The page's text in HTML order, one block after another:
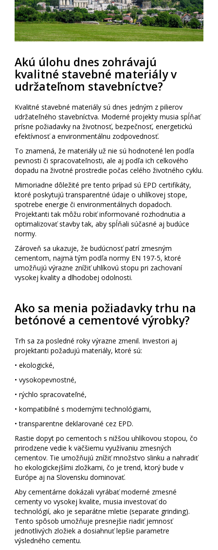
Akú úlohu dnes zohrávajú
kvalitné stavebné materiály v
udržateľnom stavebníctve?
Kvalitné stavebné materiály sú dnes jedným z pilierov
udržateľného stavebníctva. Moderné projekty musia spĺňať
prísne požiadavky na životnosť, bezpečnosť, energetickú
efektívnosť a environmentálnu zodpovednosť.
To znamená, že materiály už nie sú hodnotené len podľa
pevnosti či spracovateľnosti, ale aj podľa ich celkového
dopadu na životné prostredie počas celého životného cyklu.
Mimoriadne dôležité pre tento prípad sú EPD certifikáty,
ktoré poskytujú transparentné údaje o uhlíkovej stope,
spotrebe energie či environmentálnych dopadoch.
Projektanti tak môžu robiť informované rozhodnutia a
optimalizovať stavby tak, aby spĺňali súčasné aj budúce
normy.
Zároveň sa ukazuje, že budúcnosť patrí zmesným
cementom, najmä tým podľa normy EN 197-5, ktoré
umožňujú výrazne znížiť uhlíkovú stopu pri zachovaní
vysokej kvality a dlhodobej odolnosti.
Ako sa menia požiadavky trhu na
betónové a cementové výrobky?
Trh sa za posledné roky výrazne zmenil. Investori aj
projektanti požadujú materiály, ktoré sú:
• ekologické,
• vysokopevnostné,
• rýchlo spracovateľné,
• kompatibilné s modernými technológiami,
• transparentne deklarované cez EPD.
Rastie dopyt po cementoch s nižšou uhlíkovou stopou, čo
prirodzene vedie k väčšiemu využívaniu zmesných
cementov. Tie umožňujú znížiť množstvo slinku a nahradiť
ho ekologickejšími zložkami, čo je trend, ktorý bude v
Európe aj na Slovensku dominovať.
Aby cementárne dokázali vyrábať moderné zmesné
cementy vo vysokej kvalite, musia investovať do
technológií, ako je separátne mletie (separate grinding).
Tento spôsob umožňuje presnejšie riadiť jemnosť
jednotlivých zložiek a dosiahnuť lepšie parametre
výsledného cementu.